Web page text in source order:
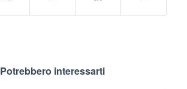
Potrebbero interessarti